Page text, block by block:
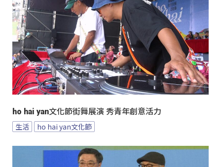
ho hai yan文化節街舞展演 秀青年創意活力
生活 ho hai yan文化節